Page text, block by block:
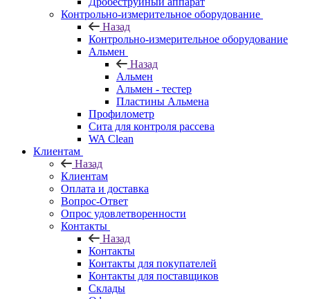
Контрольно-измерительное оборудование
Назад
Контрольно-измерительное оборудование
Альмен
Назад
Альмен
Альмен - тестер
Пластины Альмена
Профилометр
Сита для контроля рассева
WA Clean
Клиентам
Назад
Клиентам
Оплата и доставка
Вопрос-Ответ
Опрос удовлетворенности
Контакты
Назад
Контакты
Контакты для покупателей
Контакты для поставщиков
Склады